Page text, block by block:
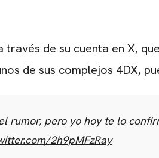
través de su cuenta en X,
de sus complejos 4DX,
rumor, pero yo hoy te lo
2h9pMFzRay